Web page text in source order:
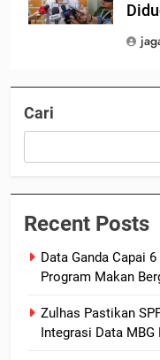
Cari
Recent Posts
Data Ganda Capai
Program Makan
Zulhas Pastikan
Integrasi Data MBG